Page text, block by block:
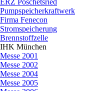
ERZ Poschetsried
Pumpspeicherkraftwerk
Firma Fenecon
Stromspeicherung
Brennstoffzelle
IHK München
Messe 2001
Messe 2002
Messe 2004
Messe 2005